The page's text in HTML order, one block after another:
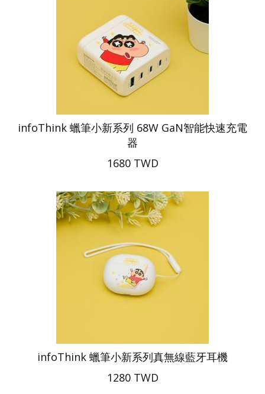
infoThink 蠟筆小新系列 68W GaN智能快速充電
器
1680 TWD
infoThink 蠟筆小新系列真無線藍牙耳機
1280 TWD